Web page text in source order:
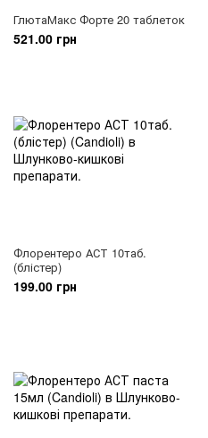
ГлютаМакс Форте 20 таблеток
521.00 грн
Флорентеро АСТ 10таб.
(блістер)
199.00 грн